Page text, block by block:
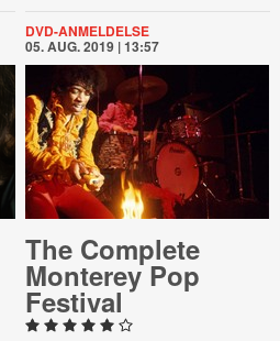
DVD-ANMELDELSE
05. AUG. 2019 | 13:57
The Complete
Monterey Pop
Festival